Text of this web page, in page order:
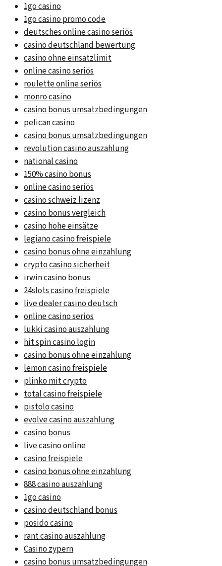
1go casino
1go casino promo code
deutsches online casino seriös
casino deutschland bewertung
casino ohne einsatzlimit
online casino seriös
roulette online seriös
monro casino
casino bonus umsatzbedingungen
pelican casino
casino bonus umsatzbedingungen
revolution casino auszahlung
national casino
150% casino bonus
online casino seriös
casino schweiz lizenz
casino bonus vergleich
casino hohe einsätze
legiano casino freispiele
casino bonus ohne einzahlung
crypto casino sicherheit
irwin casino bonus
24slots casino freispiele
live dealer casino deutsch
online casino seriös
lukki casino auszahlung
hit spin casino login
casino bonus ohne einzahlung
lemon casino freispiele
plinko mit crypto
total casino freispiele
pistolo casino
evolve casino auszahlung
casino bonus
live casino online
casino freispiele
casino bonus ohne einzahlung
888 casino auszahlung
1go casino
casino deutschland bonus
posido casino
rant casino auszahlung
Casino zypern
casino bonus umsatzbedingungen